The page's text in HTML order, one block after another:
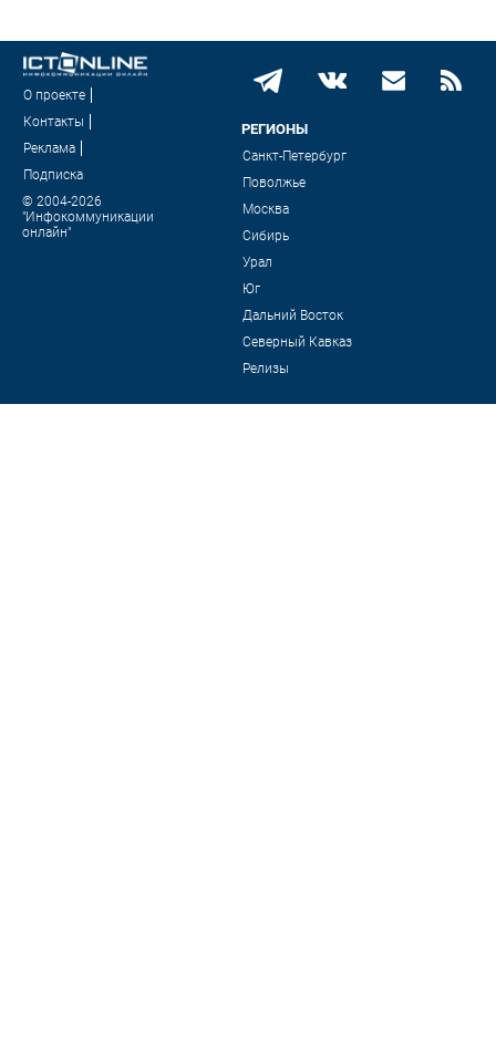
О проекте
Контакты
Реклама
Подписка
© 2004-2026
"Инфокоммуникации
онлайн"
РЕГИОНЫ
Санкт-Петербург
Поволжье
Москва
Сибирь
Урал
Юг
Дальний Восток
Северный Кавказ
Релизы